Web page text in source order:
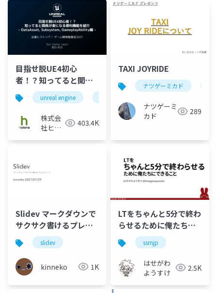
目指せ脱UE4初心
者！？知ってると開発
が楽になる便利機能を
紹介 - DataAsset,
Subsystem,
GameplayAbility編 -
unreal engine
株式会
社ヒス
403.4K
TAXI JOYRIDE
ナツゲーミカド
ナツゲーミ
カド
289
Slidev マークダウンで
サクサク書けるプレゼ
ンツールslidev
kinneko 1K
LTをちゃんと5分で終わ
らせるために俺たちに
できること
ssmjp
はせがわ
ようすけ
2.5K